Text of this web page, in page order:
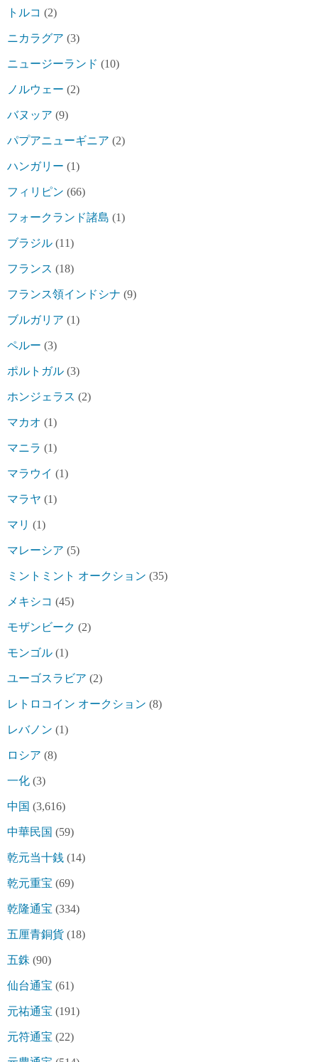
トルコ (2)
ニカラグア (3)
ニュージーランド (10)
ノルウェー (2)
バヌッア (9)
パプアニューギニア (2)
ハンガリー (1)
フィリピン (66)
フォークランド諸島 (1)
ブラジル (11)
フランス (18)
フランス領インドシナ (9)
ブルガリア (1)
ペルー (3)
ポルトガル (3)
ホンジェラス (2)
マカオ (1)
マニラ (1)
マラウイ (1)
マラヤ (1)
マリ (1)
マレーシア (5)
ミントミント オークション (35)
メキシコ (45)
モザンビーク (2)
モンゴル (1)
ユーゴスラビア (2)
レトロコイン オークション (8)
レバノン (1)
ロシア (8)
一化 (3)
中国 (3,616)
中華民国 (59)
乾元当十銭 (14)
乾元重宝 (69)
乾隆通宝 (334)
五厘青銅貨 (18)
五銖 (90)
仙台通宝 (61)
元祐通宝 (191)
元符通宝 (22)